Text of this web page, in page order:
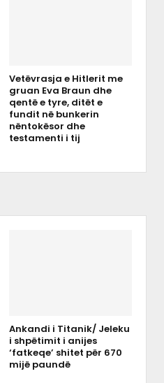
Vetëvrasja e Hitlerit me
gruan Eva Braun dhe
qentë e tyre, ditët e
fundit në bunkerin
nëntokësor dhe
testamenti i tij
Ankandi i Titanik/ Jeleku
i shpëtimit i anijes
‘fatkeqe’ shitet për 670
mijë paundë